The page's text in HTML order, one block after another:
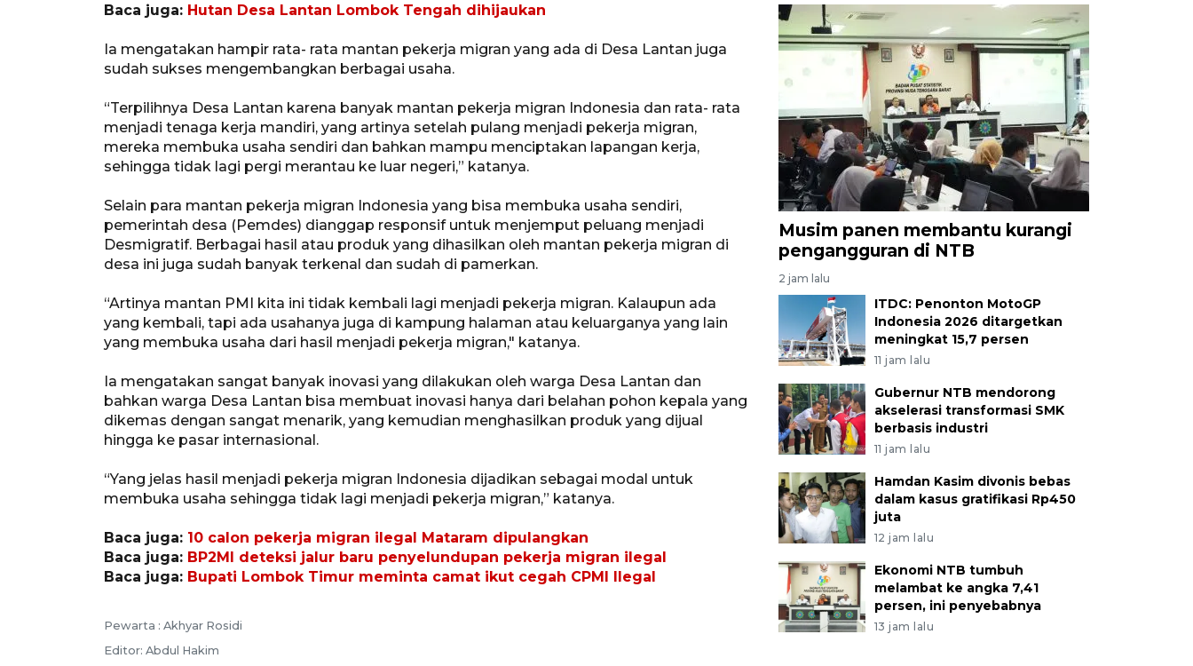
Baca juga: Hutan Desa Lantan Lombok Tengah dihijaukan
Ia mengatakan hampir rata- rata mantan pekerja migran yang ada di Desa Lantan juga
sudah sukses mengembangkan berbagai usaha.
“Terpilihnya Desa Lantan karena banyak mantan pekerja migran Indonesia dan rata- rata
menjadi tenaga kerja mandiri, yang artinya setelah pulang menjadi pekerja migran,
mereka membuka usaha sendiri dan bahkan mampu menciptakan lapangan kerja,
sehingga tidak lagi pergi merantau ke luar negeri,” katanya.
Selain para mantan pekerja migran Indonesia yang bisa membuka usaha sendiri,
pemerintah desa (Pemdes) dianggap responsif untuk menjemput peluang menjadi
Desmigratif. Berbagai hasil atau produk yang dihasilkan oleh mantan pekerja migran di
desa ini juga sudah banyak terkenal dan sudah di pamerkan.
“Artinya mantan PMI kita ini tidak kembali lagi menjadi pekerja migran. Kalaupun ada
yang kembali, tapi ada usahanya juga di kampung halaman atau keluarganya yang lain
yang membuka usaha dari hasil menjadi pekerja migran," katanya.
Ia mengatakan sangat banyak inovasi yang dilakukan oleh warga Desa Lantan dan
bahkan warga Desa Lantan bisa membuat inovasi hanya dari belahan pohon kepala yang
dikemas dengan sangat menarik, yang kemudian menghasilkan produk yang dijual
hingga ke pasar internasional.
“Yang jelas hasil menjadi pekerja migran Indonesia dijadikan sebagai modal untuk
membuka usaha sehingga tidak lagi menjadi pekerja migran,” katanya.
Baca juga: 10 calon pekerja migran ilegal Mataram dipulangkan
Baca juga: BP2MI deteksi jalur baru penyelundupan pekerja migran ilegal
Baca juga: Bupati Lombok Timur meminta camat ikut cegah CPMI Ilegal
Pewarta : Akhyar Rosidi
Editor: Abdul Hakim
Musim panen membantu kurangi
pengangguran di NTB
2 jam lalu
ITDC: Penonton MotoGP
Indonesia 2026 ditargetkan
meningkat 15,7 persen
11 jam lalu
Gubernur NTB mendorong
akselerasi transformasi SMK
berbasis industri
11 jam lalu
Hamdan Kasim divonis bebas
dalam kasus gratifikasi Rp450
juta
12 jam lalu
Ekonomi NTB tumbuh
melambat ke angka 7,41
persen, ini penyebabnya
13 jam lalu